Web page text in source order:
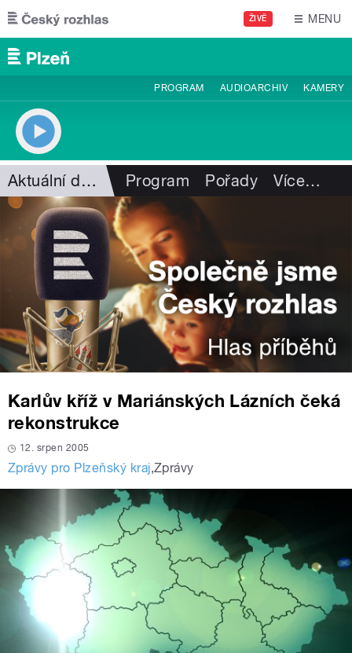
Přejít k hlavnímu obsahu
ŽIVĚ MENU
PROGRAM AUDIOARCHIV KAMERY
Aktuální dění Program Pořady Více…
Karlův kříž v Mariánských Lázních čeká
rekonstrukce
12. srpen 2005
Zprávy pro Plzeňský kraj,Zprávy